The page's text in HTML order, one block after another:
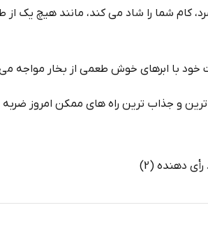
خود با ابرهای خوش طعمی از بخار مواجه
و جذاب ترین راه های ممکن امروز ضربه